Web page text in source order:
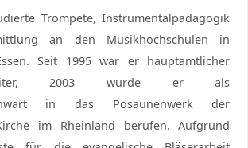
Trompete, Instrumentalpädagogik
an den Musikhochschulen in
Seit 1995 war er hauptamtlicher
2003 wurde er als
in das Posaunenwerk der
im Rheinland berufen. Aufgrund